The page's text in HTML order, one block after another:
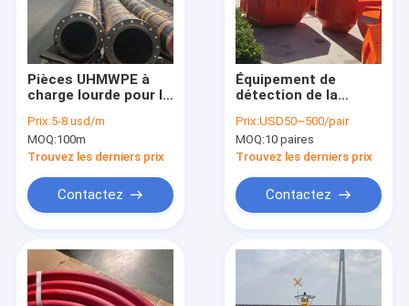
Pièces UHMWPE à
charge lourde pour le
le dragage,
l'exploitation
minière, systèmes de
à l'usure
Prix:5-8 usd/m
MOQ:100m
Trouvez les derniers prix
Contactez
Équipement de
détection de la
atmosphérique
Prix:USD50~500/pair
MOQ:10 paires
Trouvez les derniers prix
Contactez